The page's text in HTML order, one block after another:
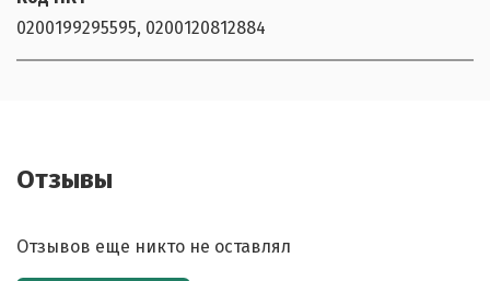
0200199295595, 0200120812884
Отзывы
Отзывов еще никто не оставлял